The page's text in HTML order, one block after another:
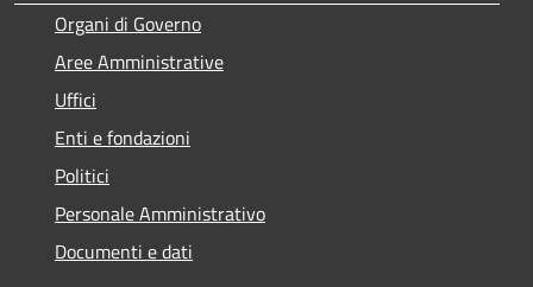
Organi di Governo
Aree Amministrative
Uffici
Enti e fondazioni
Politici
Personale Amministrativo
Documenti e dati